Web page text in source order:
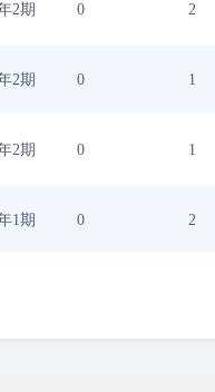
2期 0 2
2期 0 1
2期 0 1
1期 0 2